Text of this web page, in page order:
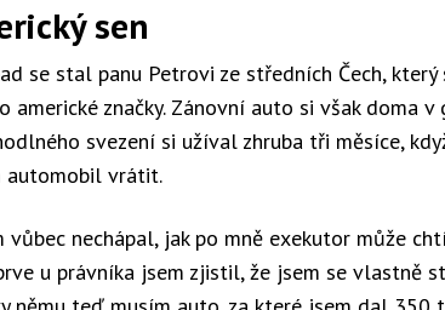
sen
se stal panu Petrovi ze středních Čech,
americké značky. Zánovní auto si však doma
svezení si užíval zhruba tři měsíce,
automobil vrátit.
vůbec nechápal, jak po mně exekutor může
u právníka jsem zjistil, že jsem se vlastně